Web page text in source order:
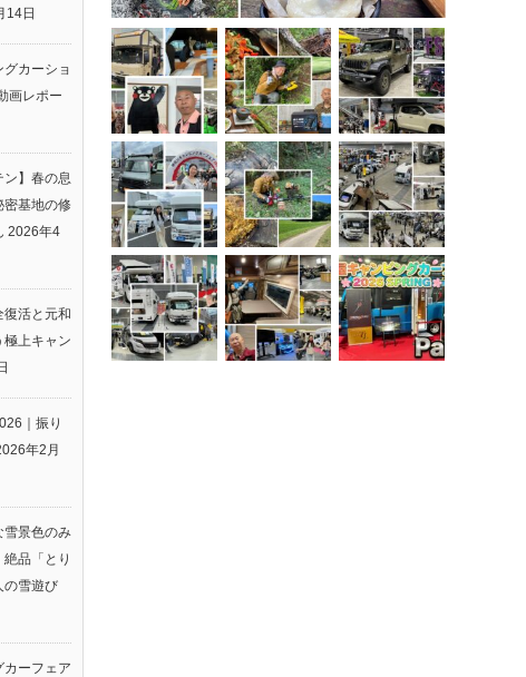
14日
カーショ
画レポー
ン】春の息
密基地の修
2026年4
復活と元和
極上キャン
｜振り
年2月
雪景色のみ
品「とり
の雪遊び
カーフェア